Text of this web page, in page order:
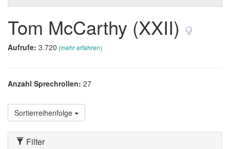
Tom McCarthy (XXII)
Aufrufe: 3.720 (mehr erfahren)
Anzahl Sprechrollen: 27
Sortierreihenfolge
Filter